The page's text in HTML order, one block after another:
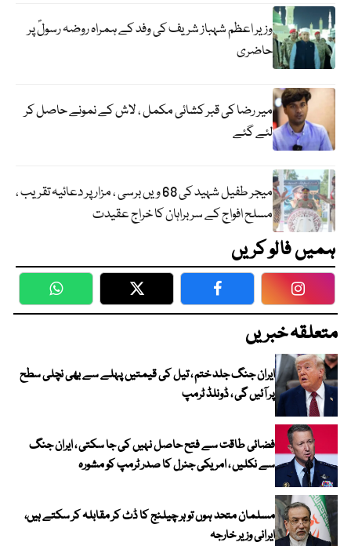
وزیر اعظم شہباز شریف کی وفد کے ہمراہ روضہ رسولؐ پر
حاضری
میر رضا کی قبر کشائی مکمل ، لاش کے نمونے حاصل کر
لئے گئے
میجر طفیل شہید کی 68 ویں برسی ، مزار پر دعائیہ تقریب ،
مسلح افواج کے سربراہان کا خراج عقیدت
ہمیں فالو کریں
WhatsApp Twitter Facebook
متعلقہ خبریں
ایران جنگ جلد ختم ، تیل کی قیمتیں پہلے سے بھی نچلی سطح
پر آئیں گی ، ڈونلڈ ٹرمپ
فضائی طاقت سے فتح حاصل نہیں کی جا سکتی ، ایران جنگ
سے نکلیں ، امریکی جنرل کا صدر ٹرمپ کو مشورہ
مسلمان متحد ہوں تو ہر چیلنج کا ڈٹ کر مقابلہ کر سکتے ہیں،
ایرانی وزیر خارجہ